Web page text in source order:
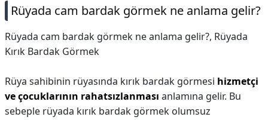
Rüyada cam bardak görmek ne anlama gelir?
Rüyada cam bardak görmek ne anlama gelir?, Rüyada
Kırık Bardak Görmek
Rüya sahibinin rüyasında kırık bardak görmesi hizmetçi
ve çocuklarının rahatsızlanması anlamına gelir. Bu
sebeple rüyada kırık bardak görmek olumsuz